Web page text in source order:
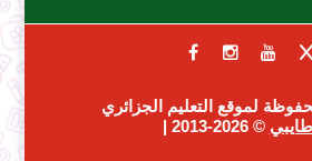
لموقع التعليم الجزائري
© 2026-2013 |